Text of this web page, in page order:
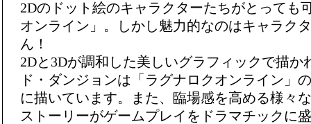
2Dのドット絵のキャラクターたちがとっても
オンライン」。しかし魅力的なのはキャラク
ん！
2Dと3Dが調和した美しいグラフィックで描か
ド・ダンジョンは「ラグナロクオンライン」
に描いています。また、臨場感を高める様々
ストーリーがゲームプレイをドラマチックに